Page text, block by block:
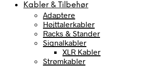
Kabler & Tilbehør
Adaptere
Højttalerkabler
Racks & Stander
Signalkabler
XLR Kabler
Strømkabler